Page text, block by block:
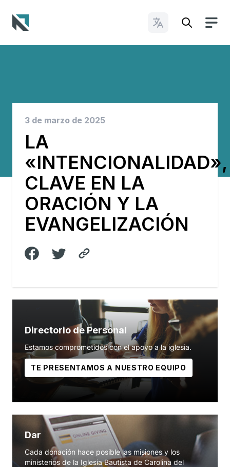
Cambiar idioma
3 de marzo de 2025
LA
«INTENCIONALIDAD»,
CLAVE EN LA
ORACIÓN Y LA
EVANGELIZACIÓN
Directorio de Personal
Estamos comprometidos con el apoyo a la iglesia.
TE PRESENTAMOS A NUESTRO EQUIPO
Dar
Cada donación hace posible las misiones y los
ministerios de la Iglesia Bautista de Carolina del